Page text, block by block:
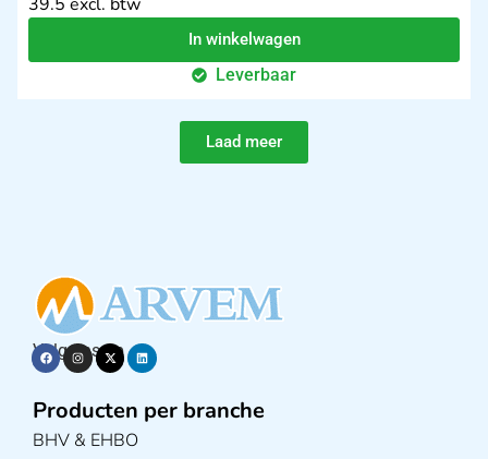
In winkelwagen
Leverbaar
Laad meer
Volg ons op
Producten per branche
BHV & EHBO